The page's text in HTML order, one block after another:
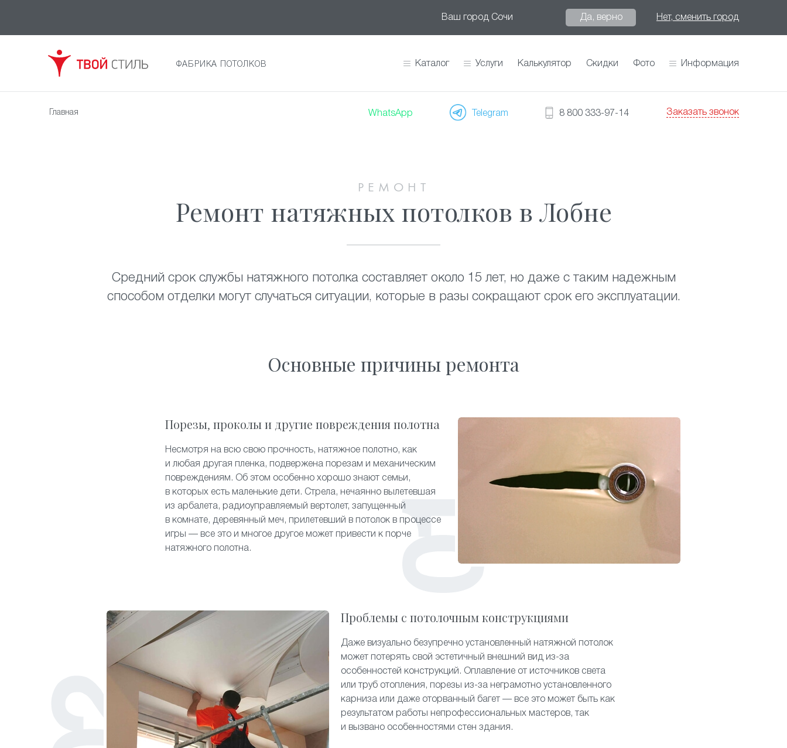
Ваш город Сочи Да, верно Нет, сменить город
ФАБРИКА ПОТОЛКОВ Каталог Услуги Калькулятор Скидки Фото Информация
Главная WhatsApp Telegram 8 800 333-97-14 Заказать звонок
РЕМОНТ
Ремонт натяжных потолков в Лобне
Средний срок службы натяжного потолка составляет около 15 лет, но даже с таким надежным
способом отделки могут случаться ситуации, которые в разы сокращают срок его эксплуатации.
Основные причины ремонта
Порезы, проколы и другие повреждения полотна
Несмотря на всю свою прочность, натяжное полотно, как
и любая другая пленка, подвержена порезам и механическим
повреждениям. Об этом особенно хорошо знают семьи,
в которых есть маленькие дети. Стрела, нечаянно вылетевшая
из арбалета, радиоуправляемый вертолет, запущенный
в комнате, деревянный меч, прилетевший в потолок в процессе
игры — все это и многое другое может привести к порче
натяжного полотна.
Проблемы с потолочным конструкциями
Даже визуально безупречно установленный натяжной потолок
может потерять свой эстетичный внешний вид из-за
особенностей конструкций. Оплавление от источников света
или труб отопления, порезы из-за неграмотно установленного
карниза или даже оторванный багет — все это может быть как
результатом работы непрофессиональных мастеров, так
и вызвано особенностями стен здания.